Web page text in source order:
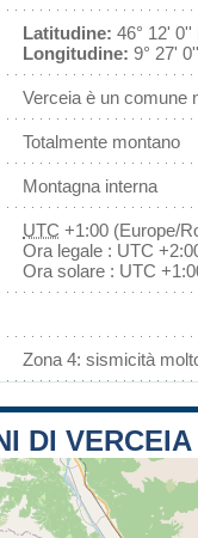
Latitudine: 46° 12' 0''
Longitudine: 9° 27'
Verceia è un comune
Totalmente montano
Montagna interna
UTC +1:00 (Europe/
Ora legale : UTC
Ora solare : UTC
Zona 4: sismicità
DI VERCEIA